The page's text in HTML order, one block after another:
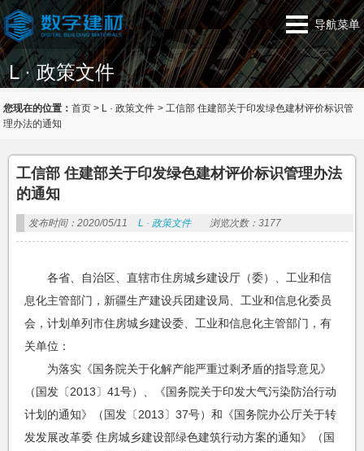
导航菜单
L · 政策文件
您现在的位置：首页 > L · 政策文件 >工信部 住建部关于印发绿色建材评价标识管
理办法的通知
工信部 住建部关于印发绿色建材评价标识管理办法
的通知
发布时间：2020/05/11 L · 政策文件 浏览次数：3177
各省、自治区、直辖市住房城乡建设厅（委）、工业和信
息化主管部门，新疆生产建设兵团建设局、工业和信息化委员
会，计划单列市住房城乡建设委、工业和信息化主管部门，有
关单位：
为落实《国务院关于化解产能严重过剩矛盾的指导意见》
（国发〔2013〕41号）、《国务院关于印发大气污染防治行动
计划的通知》（国发〔2013〕37号）和《国务院办公厅关于转
发发展改革委 住房城乡建设部绿色建筑行动方案的通知》（国